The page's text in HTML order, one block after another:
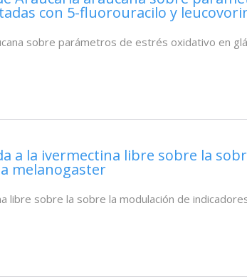
con 5-fluorouracilo y
sobre parámetros de estrés oxidativo en
a la ivermectina libre sobre la
melanogaster
libre sobre la sobre la modulación de